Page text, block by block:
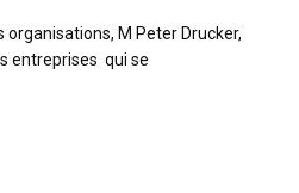
organisations, M Peter Drucker,
entreprises qui se